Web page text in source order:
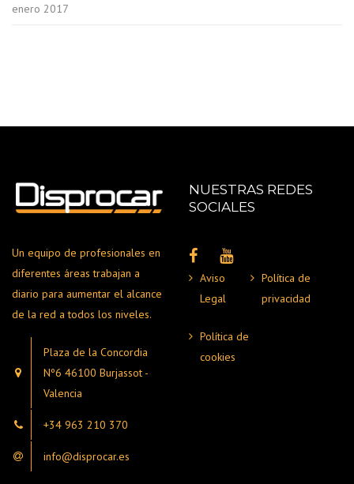
enero 2017
Un equipo de profesionales en
diferentes áreas trabajan a
diario para aumentar el alcance
de la red a todos los niveles.
Plaza de la Concordia
Nº6 46100 Burjassot -
Valencia
+34 963 210 370
info@disprocar.es
NUESTRAS REDES
SOCIALES
Aviso
Legal
Política de
privacidad
Política de
cookies